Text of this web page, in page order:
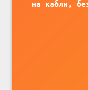
на кабли,